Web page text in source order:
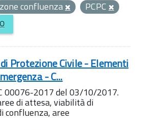
zone confluenza PCPC
Protezione Civile - Elementi
- C...
00076-2017 del 03/10/2017.
di attesa, viabilità di
confluenza, aree